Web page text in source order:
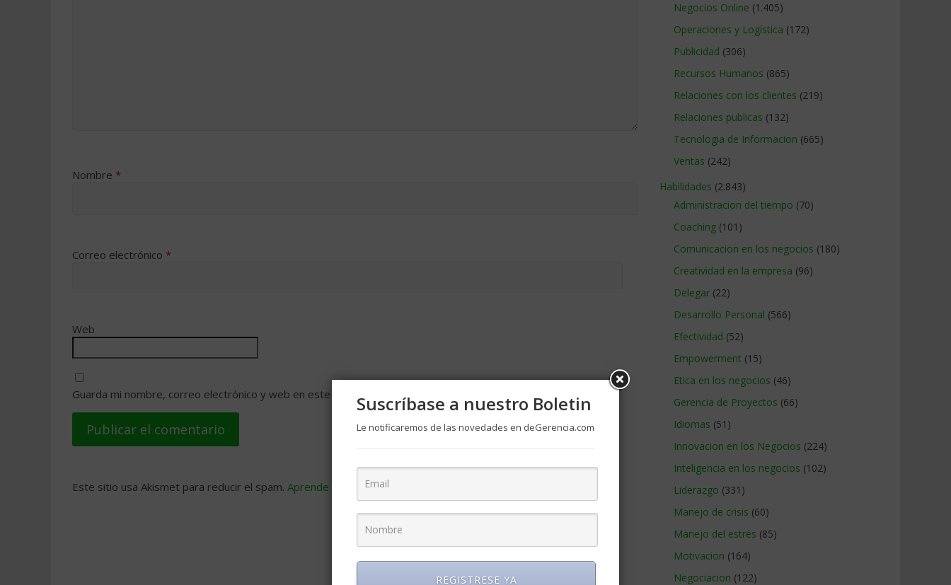
Nombre *
Correo electrónico *
Web
Guarda mi nombre, correo electrónico y web en este navegador para la próxima vez que comente.
Este sitio usa Akismet para reducir el spam. Aprende cómo se procesan los datos de tus comentarios
Negocios Online (1.405)
Operaciones y Logística (172)
Publicidad (306)
Recursos Humanos (865)
Relaciones con los clientes (219)
Relaciones publicas (132)
Tecnologia de Informacion (665)
Ventas (242)
Habilidades (2.843)
Administracion del tiempo (70)
Coaching (101)
Comunicacion en los negocios (180)
Creatividad en la empresa (96)
Delegar (22)
Desarrollo Personal (566)
Efectividad (52)
Empowerment (15)
Etica en los negocios (46)
Gerencia de Proyectos (66)
Idiomas (51)
Innovacion en los Negocios (224)
Inteligencia en los negocios (102)
Liderazgo (331)
Manejo de crisis (60)
Manejo del estrés (85)
Motivacion (164)
Negociacion (122)
Suscríbase a nuestro Boletin
Le notificaremos de las novedades en deGerencia.com
REGISTRESE YA